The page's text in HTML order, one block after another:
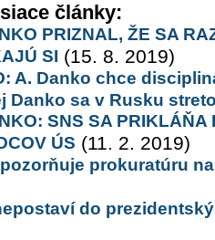
články:
PRIZNAL, ŽE SA
SI (15. 8. 2019)
A. Danko chce
Danko sa v Rusku
SNS SA
ÚS (11. 2. 2019)
prokuratúru
do